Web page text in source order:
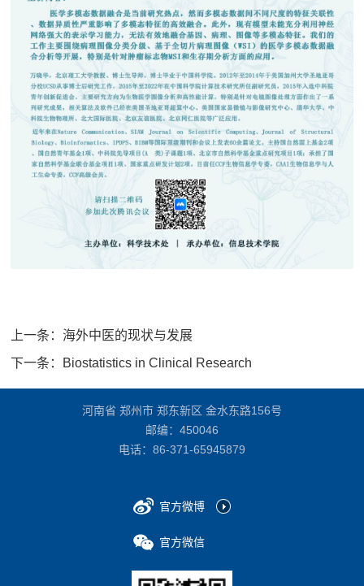
上一条： 海外中医的现状与发展
下一条： Biostatistics in Clinical Research
河南省 郑州市 郑东新区 金水东路156号
邮编：450046
电话： 86-371-65945879
官方微博
官方微信